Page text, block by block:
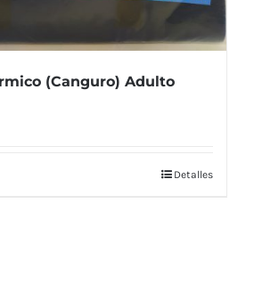
(Canguro) Adulto
Detalles